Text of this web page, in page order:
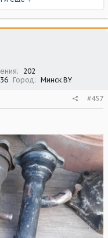
202
36 Город Минск BY
#457